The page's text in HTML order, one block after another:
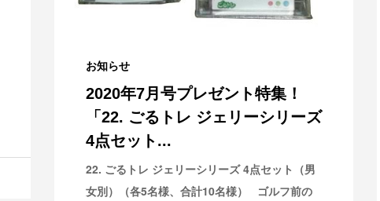
お知らせ
2020年7月号プレゼント特集！
「22. ごるトレ ジェリーシリーズ
4点セット...
22. ごるトレ ジェリーシリーズ 4点セット（男
女別）（各5名様、合計10名様） ゴルフ前の